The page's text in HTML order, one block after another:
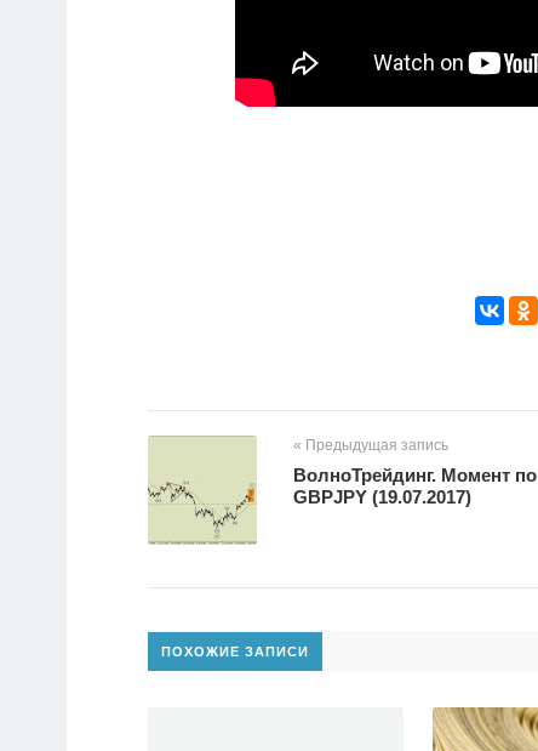
« Предыдущая запись
ВолноТрейдинг. Момент по
GBPJPY (19.07.2017)
ПОХОЖИЕ ЗАПИСИ